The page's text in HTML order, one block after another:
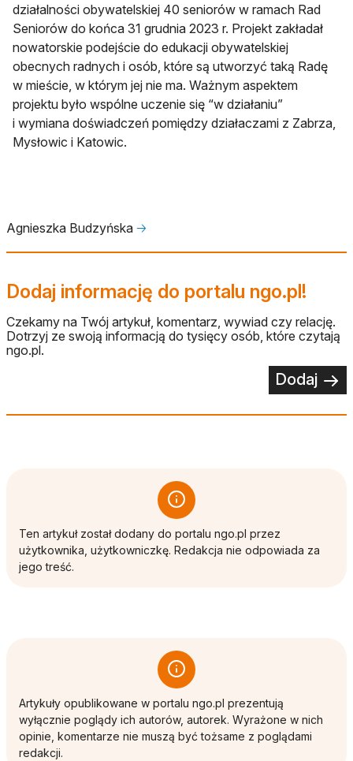
działalności obywatelskiej 40 seniorów w ramach Rad
Seniorów do końca 31 grudnia 2023 r. Projekt zakładał
nowatorskie podejście do edukacji obywatelskiej
obecnych radnych i osób, które są utworzyć taką Radę
w mieście, w którym jej nie ma. Ważnym aspektem
projektu było wspólne uczenie się “w działaniu”
i wymiana doświadczeń pomiędzy działaczami z Zabrza,
Mysłowic i Katowic.
Agnieszka Budzyńska 🡢
Dodaj informację do portalu ngo.pl!
Czekamy na Twój artykuł, komentarz, wywiad czy relację.
Dotrzyj ze swoją informacją do tysięcy osób, które czytają
ngo.pl.
Dodaj
Ten artykuł został dodany do portalu ngo.pl przez
użytkownika, użytkowniczkę. Redakcja nie odpowiada za
jego treść.
Artykuły opublikowane w portalu ngo.pl prezentują
wyłącznie poglądy ich autorów, autorek. Wyrażone w nich
opinie, komentarze nie muszą być tożsame z poglądami
redakcji.